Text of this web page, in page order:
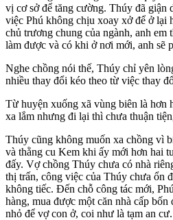
vị cơ sở để tăng cường. Thúy đã giận
việc Phú không chịu xoay xở để ở lại
chủ trương chung của ngành, anh
làm được và có khi ở nơi mới, anh sẽ
Nghe chồng nói thế, Thúy chỉ yên
nhiều thay đổi kéo theo từ việc thay
Từ huyện xuống xã vùng biên là hơn
xa lắm nhưng đi lại thì chưa thuận
Thúy cũng không muốn xa chồng vì
và thằng cu Kem khi ấy mới hơn hai
đấy. Vợ chồng Thúy chưa có nhà
thị trấn, công việc của Thúy chưa ổn
không tiếc. Đến chỗ công tác mới,
hàng, mua được một căn nhà cấp
nhỏ để vợ con ở, coi như là tạm an cư.